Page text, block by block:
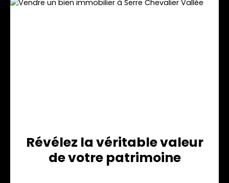
Révélez la véritable valeur
de votre patrimoine